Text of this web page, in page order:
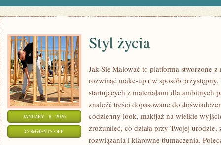
JANUARY - 8 - 2026
COMMENTS OFFON
Styl życia
Jak Się Malować to platforma stworzone
rozwinąć make-upu w sposób przystępny.
startujących z materiałami dla ambitnych
znaleźć treści dopasowane do
codzienny look, makijaż na wielkie
zrozumieć, co działa przy Twojej urodzie,
rozwiązania i klarowne tłumaczenia.